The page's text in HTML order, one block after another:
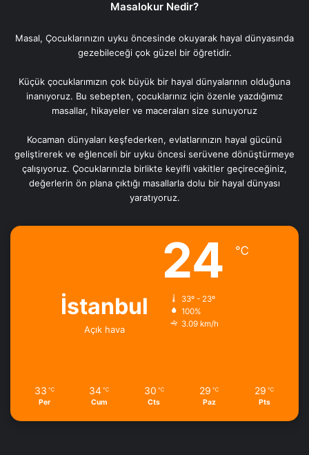
Masalokur Nedir?
Masal, Çocuklarınızın uyku öncesinde okuyarak hayal dünyasında
gezebileceği çok güzel bir öğretidir.
Küçük çocuklarımızın çok büyük bir hayal dünyalarının olduğuna
inanıyoruz. Bu sebepten, çocuklarınız için özenle yazdığımız
masallar, hikayeler ve maceraları size sunuyoruz
Kocaman dünyaları keşfederken, evlatlarınızın hayal gücünü
geliştirerek ve eğlenceli bir uyku öncesi serüvene dönüştürmeye
çalışıyoruz. Çocuklarınızla birlikte keyifli vakitler geçireceğiniz,
değerlerin ön plana çıktığı masallarla dolu bir hayal dünyası
yaratıyoruz.
İstanbul
Açık hava
24 ℃
33º - 23º
100%
3.09 km/h
33 ℃
Per
34 ℃
Cum
30 ℃
Cts
29 ℃
Paz
29 ℃
Pts